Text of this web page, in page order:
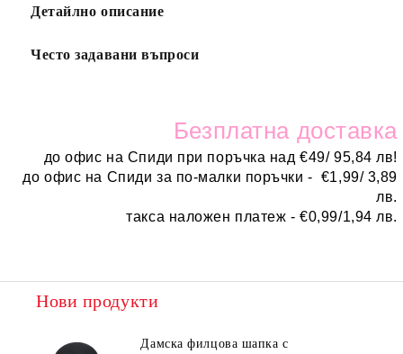
Детайлно описание
Често задавани въпроси
Безплатна доставка
до офис на Спиди при поръчка над€49/ 95,84 лв!
до офис на Спиди за по-малки поръчки - €1,99/ 3,89
лв.
такса наложен платеж -€0,99/1,94 лв.
Нови продукти
Дамска филцова шапка с